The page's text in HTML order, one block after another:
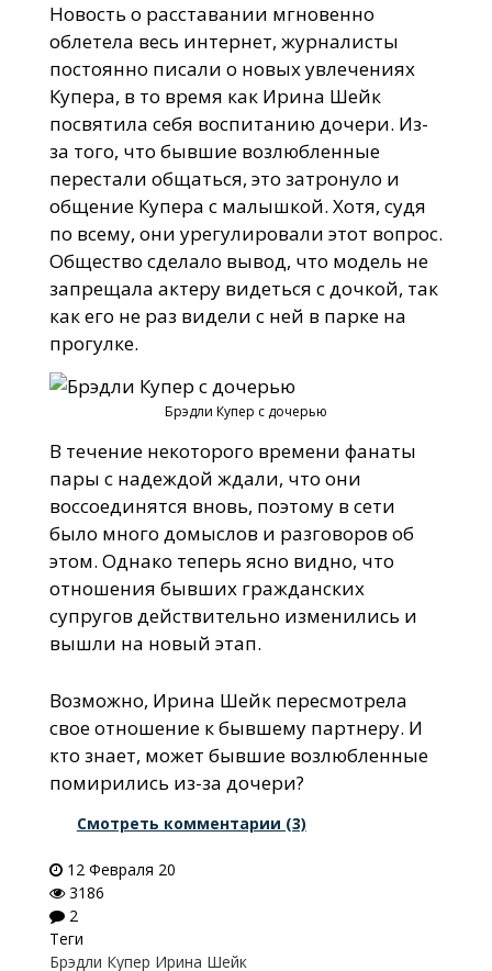
Новость о расставании мгновенно
облетела весь интернет, журналисты
постоянно писали о новых увлечениях
Купера, в то время как Ирина Шейк
посвятила себя воспитанию дочери. Из-
за того, что бывшие возлюбленные
перестали общаться, это затронуло и
общение Купера с малышкой. Хотя, судя
по всему, они урегулировали этот вопрос.
Общество сделало вывод, что модель не
запрещала актеру видеться с дочкой, так
как его не раз видели с ней в парке на
прогулке.
Брэдли Купер с дочерью
В течение некоторого времени фанаты
пары с надеждой ждали, что они
воссоединятся вновь, поэтому в сети
было много домыслов и разговоров об
этом. Однако теперь ясно видно, что
отношения бывших гражданских
супругов действительно изменились и
вышли на новый этап.
Возможно, Ирина Шейк пересмотрела
свое отношение к бывшему партнеру. И
кто знает, может бывшие возлюбленные
помирились из-за дочери?
Смотреть комментарии (3)
12 Февраля 20
3186
2
Теги
Брэдли Купер Ирина Шейк